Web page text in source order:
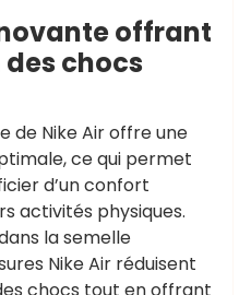
offrant
chocs
de Nike Air offre une
ce qui permet
d’un confort
activités physiques.
la semelle
Nike Air réduisent
chocs tout en offrant